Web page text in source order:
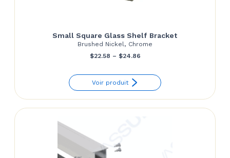
Small Square Glass Shelf Bracket
Brushed Nickel, Chrome
$22.58 – $24.86Price
$22.58
through
Voir produit